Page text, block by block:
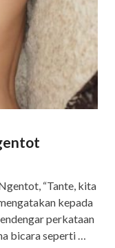
“Tante, kita
kepada
perkataan
bicara seperti …